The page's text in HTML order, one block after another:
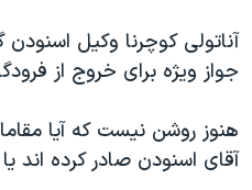
اسرائیل در جنگ
نرگس محمدی برنده جایزه نوبل
همایش محافظه‌کاران آمریکا
صفحه‌های ویژه
آناتولی کوچرنا وکیل
جواز ویژه برای خروج از
هنوز روشن نیست که آیا
آقای اسنودن صادر کرده اند